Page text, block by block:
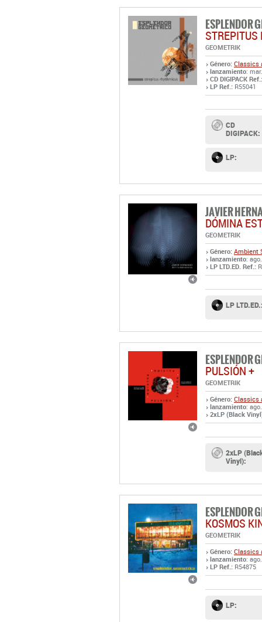
ESPLENDOR
STREPITUS
GEOMETRIK
Género: Classics
lanzamiento:
CD DIGIPACK Ref.:
LP Ref.: R55041
CD
DIGIPACK:
LP:
JAVIER
DÓMINA
GEOMETRIK
Género: Ambient
lanzamiento:
LP LTD.ED. Ref.:
LP
ESPLENDOR
PULSIÓN +
GEOMETRIK
Género: Classics
lanzamiento:
2xLP (Black
2xLP
Vinyl):
ESPLENDOR
KOSMOS
GEOMETRIK
Género: Classics
lanzamiento:
LP Ref.: R54875
LP: